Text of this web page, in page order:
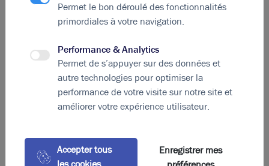
Photos (8)
Permet le bon déroulé des fonctionnalités
primordiales à votre navigation.
Performance & Analytics
Permet de s’appuyer sur des données et
autre technologies pour optimiser la
performance de votre visite sur notre site et
améliorer votre expérience utilisateur.
Accepter tous
Enregistrer mes